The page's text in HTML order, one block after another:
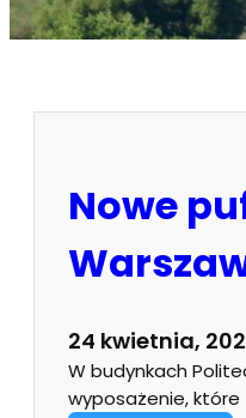
Nowe
24 kwietnia,
W budynkach
wyposażenie,